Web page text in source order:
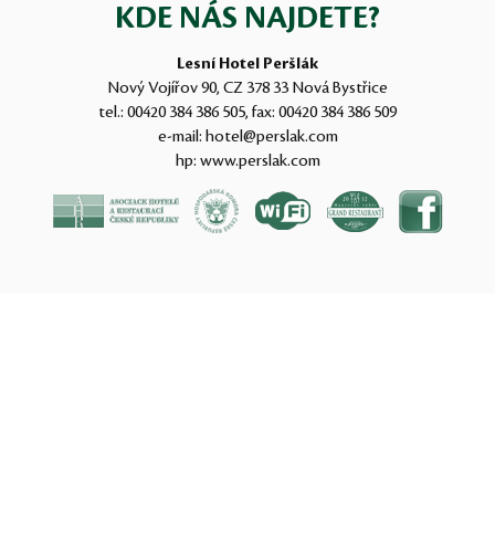
KDE NÁS NAJDETE?
Lesní Hotel Peršlák
Nový Vojířov 90, CZ 378 33 Nová Bystřice
tel.: 00420 384 386 505, fax: 00420 384 386 509
e-mail: hotel@perslak.com
hp: www.perslak.com